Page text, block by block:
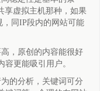
享虚拟主机那种，如果
同IP段内的网站可能
，原创的内容能很好
更能吸引用户。
的分析，关键词可分